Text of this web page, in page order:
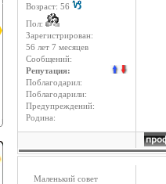
Возраст: 56
Пол:
Зарегистрирован:
56 лет 7 месяцев
Сообщений:
Репутация:
Поблагодарил:
Поблагодарили:
Предупреждений:
Родина:
Маленький совет